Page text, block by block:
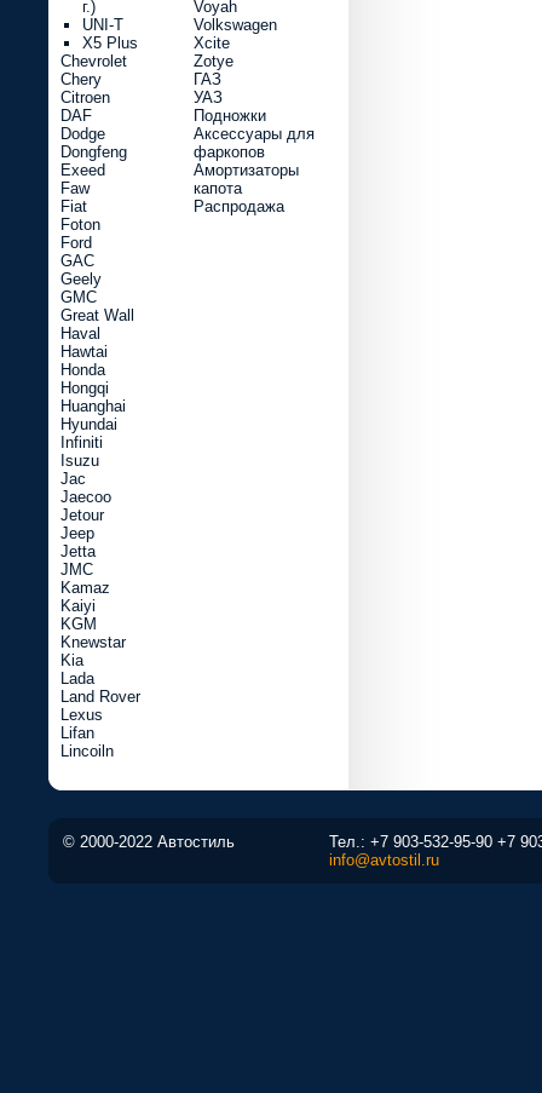
г.)
UNI-T
X5 Plus
Chevrolet
Chery
Citroen
DAF
Dodge
Dongfeng
Exeed
Faw
Fiat
Foton
Ford
GAC
Geely
GMC
Great Wall
Haval
Hawtai
Honda
Hongqi
Huanghai
Hyundai
Infiniti
Isuzu
Jac
Jaecoo
Jetour
Jeep
Jetta
JMC
Kamaz
Kaiyi
KGM
Knewstar
Kia
Lada
Land Rover
Lexus
Lifan
Lincoiln
Voyah
Volkswagen
Xcite
Zotye
ГАЗ
УАЗ
Подножки
Аксессуары для
фаркопов
Амортизаторы
капота
Распродажа
© 2000-2022 Автостиль Тел.: +7 903-532-95-90 +7
info@avtostil.ru